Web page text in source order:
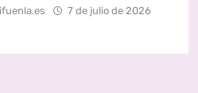
7 de julio de 2026